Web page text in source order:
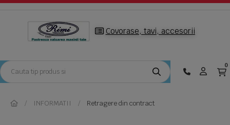
Covorase, tavi, accesorii
0
INFORMATII Retragere din contract